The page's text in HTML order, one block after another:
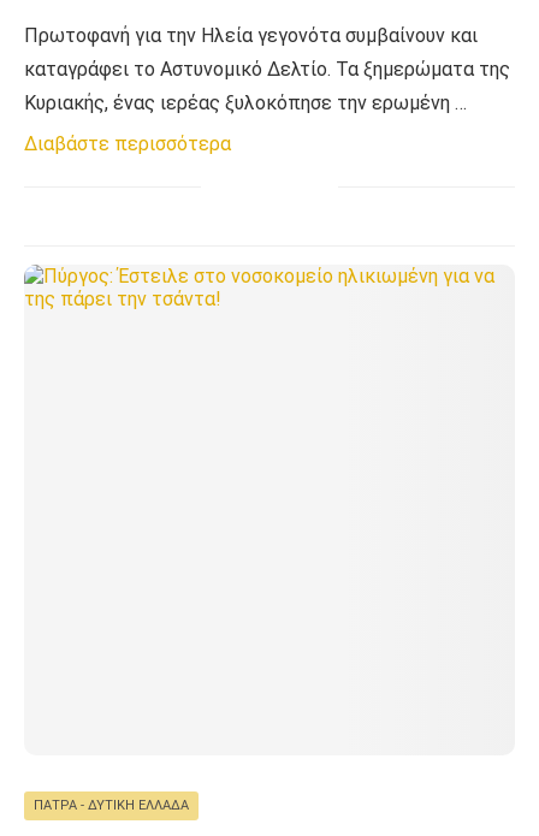
Πρωτοφανή για την Ηλεία γεγονότα συμβαίνουν και
καταγράφει το Αστυνομικό Δελτίο. Τα ξημερώματα της
Κυριακής, ένας ιερέας ξυλοκόπησε την ερωμένη …
Διαβάστε περισσότερα
ΠΆΤΡΑ - ΔΥΤΙΚΉ ΕΛΛΆΔΑ